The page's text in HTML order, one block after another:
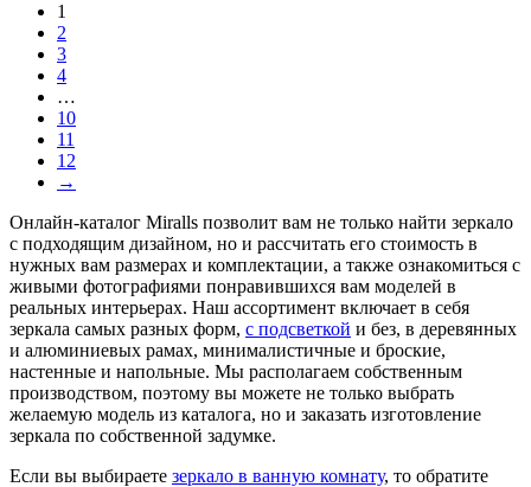
1
2
3
4
…
10
11
12
→
Онлайн-каталог Miralls позволит вам не только найти зеркало
с подходящим дизайном, но и рассчитать его стоимость в
нужных вам размерах и комплектации, а также ознакомиться с
живыми фотографиями понравившихся вам моделей в
реальных интерьерах. Наш ассортимент включает в себя
зеркала самых разных форм, с подсветкой и без, в деревянных
и алюминиевых рамах, минималистичные и броские,
настенные и напольные. Мы располагаем собственным
производством, поэтому вы можете не только выбрать
желаемую модель из каталога, но и заказать изготовление
зеркала по собственной задумке.
Если вы выбираете зеркало в ванную комнату, то обратите